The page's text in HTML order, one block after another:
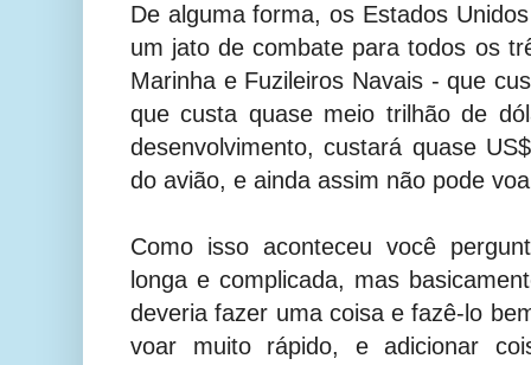
De alguma forma, os Estados
um jato de combate para todos os
Marinha e Fuzileiros Navais - que
que custa quase meio trilhão de
desenvolvimento, custará quase
do avião, e ainda assim não pode
Como isso aconteceu você
longa e complicada, mas
deveria fazer uma coisa e fazê-lo
voar muito rápido, e adicionar